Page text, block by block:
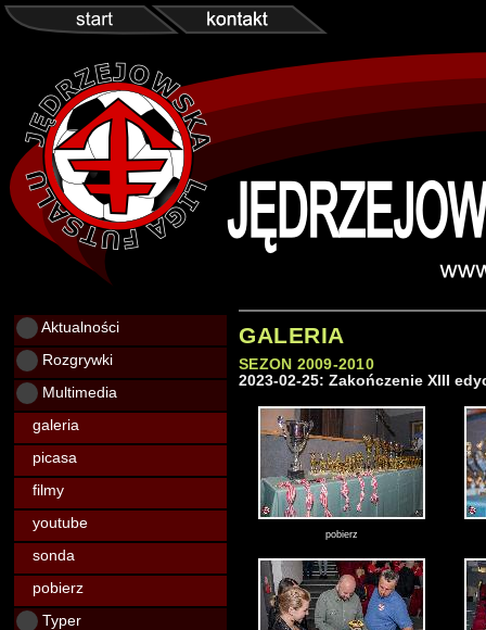
Aktualności
Rozgrywki
Multimedia
galeria
picasa
filmy
youtube
sonda
pobierz
Typer
GALERIA
SEZON 2009-2010
2023-02-25: Zakończenie XIII
pobierz